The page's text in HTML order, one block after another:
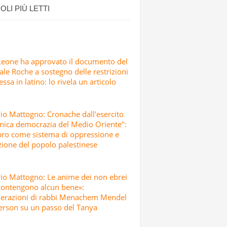
PIÙ LETTI
ha approvato il documento del
Roche a sostegno delle restrizioni
in latino: lo rivela un articolo
Mattogno: Cronache dall'esercito
democrazia del Medio Oriente":
come sistema di oppressione e
del popolo palestinese
Mattogno: Le anime dei non ebrei
alcun bene»:
di rabbi Menachem Mendel
su un passo del Tanya